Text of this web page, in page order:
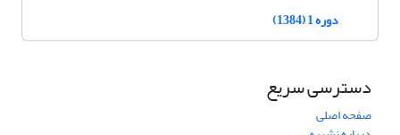
دوره 1 (1384)
دسترسی سریع
صفحه اصلی